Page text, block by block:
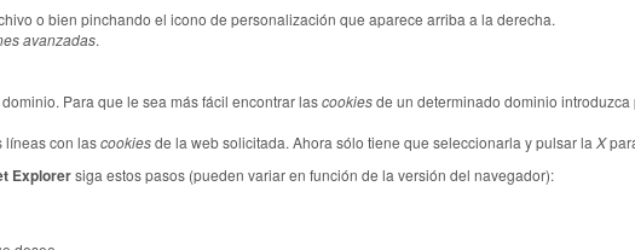
o bien pinchando el icono de personalización que aparece arriba a la derecha.
avanzadas.
Para que le sea más fácil encontrar lascookiesde un determinado dominio
líneas con lascookiesde la web solicitada. Ahora sólo tiene que seleccionarla y pulsar la X
Explorersiga estos pasos (pueden variar en función de la versión del navegador):